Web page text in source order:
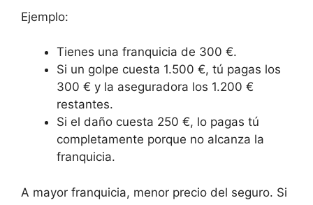
Ejemplo:
Tienes una franquicia de 300 €.
Si un golpe cuesta 1.500 €, tú pagas los
300 € y la aseguradora los 1.200 €
restantes.
Si el daño cuesta 250 €, lo pagas tú
completamente porque no alcanza la
franquicia.
A mayor franquicia, menor precio del seguro. Si